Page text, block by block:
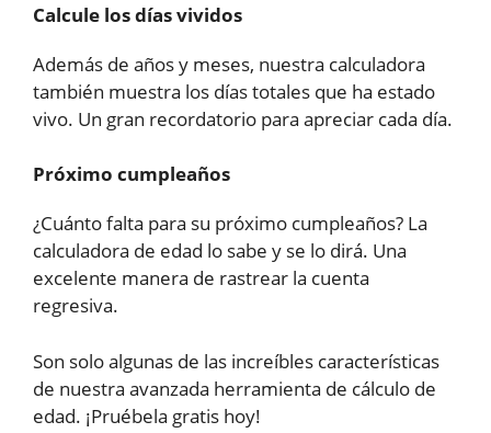
Calcule los días vividos
Además de años y meses, nuestra calculadora
también muestra los días totales que ha estado
vivo. Un gran recordatorio para apreciar cada día.
Próximo cumpleaños
¿Cuánto falta para su próximo cumpleaños? La
calculadora de edad lo sabe y se lo dirá. Una
excelente manera de rastrear la cuenta
regresiva.
Son solo algunas de las increíbles características
de nuestra avanzada herramienta de cálculo de
edad. ¡Pruébela gratis hoy!